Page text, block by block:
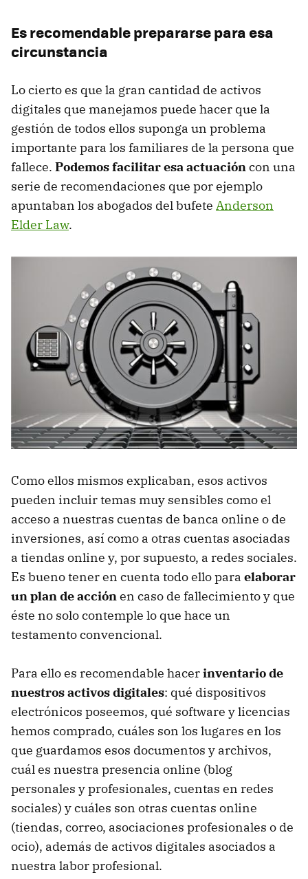
Es recomendable prepararse para esa
circunstancia
Lo cierto es que la gran cantidad de activos
digitales que manejamos puede hacer que la
gestión de todos ellos suponga un problema
importante para los familiares de la persona que
fallece. Podemos facilitar esa actuacióncon una
serie de recomendaciones que por ejemplo
apuntaban los abogados del bufete Anderson
Elder Law.
Como ellos mismos explicaban, esos activos
pueden incluir temas muy sensibles como el
acceso a nuestras cuentas de banca online o de
inversiones, así como a otras cuentas asociadas
a tiendas online y, por supuesto, a redes sociales.
Es bueno tener en cuenta todo ello para elaborar
un plan de acciónen caso de fallecimiento y que
éste no solo contemple lo que hace un
testamento convencional.
Para ello es recomendable hacerinventario de
nuestros activos digitales: qué dispositivos
electrónicos poseemos, qué software y licencias
hemos comprado, cuáles son los lugares en los
que guardamos esos documentos y archivos,
cuál es nuestra presencia online (blog
personales y profesionales, cuentas en redes
sociales) y cuáles son otras cuentas online
(tiendas, correo, asociaciones profesionales o de
ocio), además de activos digitales asociados a
nuestra labor profesional.